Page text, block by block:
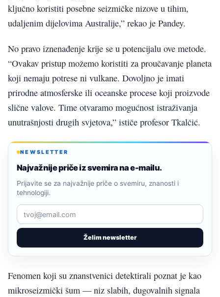
ključno koristiti posebne seizmičke nizove u tihim,
udaljenim dijelovima Australije,” rekao je Pandey.
No pravo iznenađenje krije se u potencijalu ove metode.
“Ovakav pristup možemo koristiti za proučavanje planeta
koji nemaju potrese ni vulkane. Dovoljno je imati
prirodne atmosferske ili oceanske procese koji proizvode
slične valove. Time otvaramo mogućnost istraživanja
unutrašnjosti drugih svjetova,” ističe profesor Tkalčić.
NEWSLETTER
Najvažnije priče iz svemira na e-mailu.
Želim newsletter
Prijavite se za najvažnije priče o svemiru, znanosti i
tehnologiji.
Fenomen koji su znanstvenici detektirali poznat je kao
mikroseizmički šum — niz slabih, dugovalnih signala